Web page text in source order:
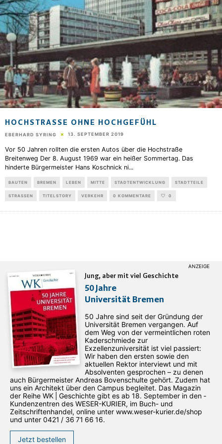
HOCHSTRASSE OHNE HOCHGEFÜHL
EBERHARD SYRING 13. SEPTEMBER 2019
Vor 50 Jahren rollten die ersten Autos über die Hochstraße
Breitenweg Der 8. August 1969 war ein heißer Sommertag. Das
hinderte Bürgermeister Hans Koschnick ni...
BAUTEN BREMEN LEBEN MITTE STADTENTWICKLUNG STADTTEILE
STRASSEN TITELSTORY VERKEHR 0 KOMMENTARE 0
Jung, aber mit viel Geschichte
50 Jahre
Universität Bremen
50 Jahre sind seit der Gründung der
Universität Bremen vergangen. Auf
dem Weg von der vermeintlichen roten
Kaderschmiede zur
Exzellenzuniversität ist viel passiert:
Wir haben den ersten sowie den
aktuellen Rektor interviewt und mit
Absolventen gesprochen – zu denen
auch Bürgermeister Andreas Bovenschulte gehört. Zudem hat
uns ein Architekt über den Campus begleitet. Das Magazin
der Reihe WK | Geschichte gibt es ab 18. September in den ­
Kundenzentren des WESER-­KURIER, im Buch- und
Zeitschriftenhandel, online unter www.weser-kurier.de/shop
und unter 0421 / 36 71 66 16.
Jetzt bestellen